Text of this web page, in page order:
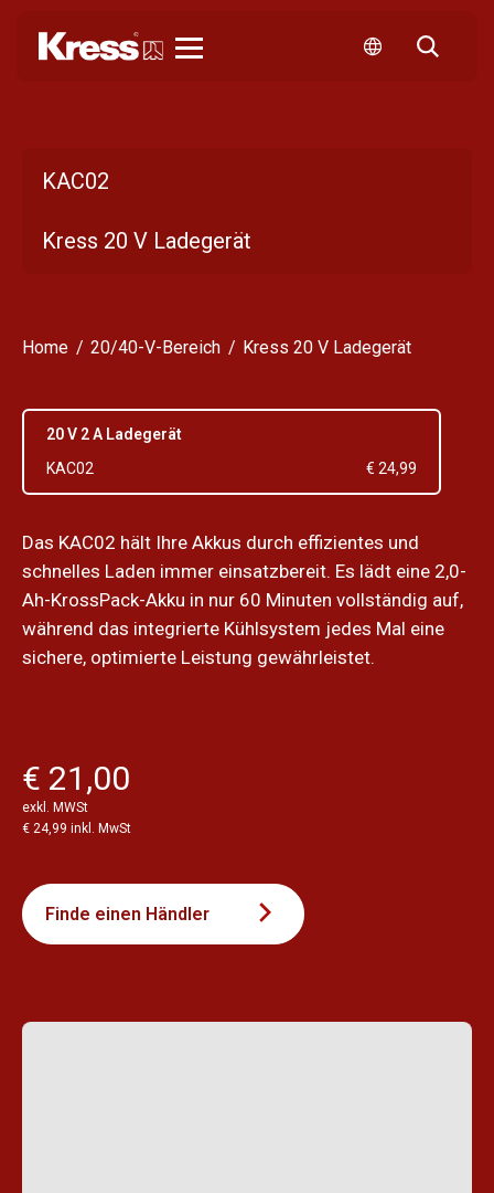
KAC02
Kress 20 V Ladegerät
Home 20/40-V-Bereich Kress 20 V Ladegerät
20 V 2 A Ladegerät
KAC02
€ 24,99
Das KAC02 hält Ihre Akkus durch effizientes und
schnelles Laden immer einsatzbereit. Es lädt eine 2,0-
Ah-KrossPack-Akku in nur 60 Minuten vollständig auf,
während das integrierte Kühlsystem jedes Mal eine
sichere, optimierte Leistung gewährleistet.
€ 21,00
exkl. MWSt
€ 24,99 inkl. MwSt
Finde einen Händler